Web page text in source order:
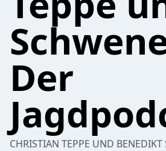
Der
CHRISTIAN TEPPE UND BENEDIKT